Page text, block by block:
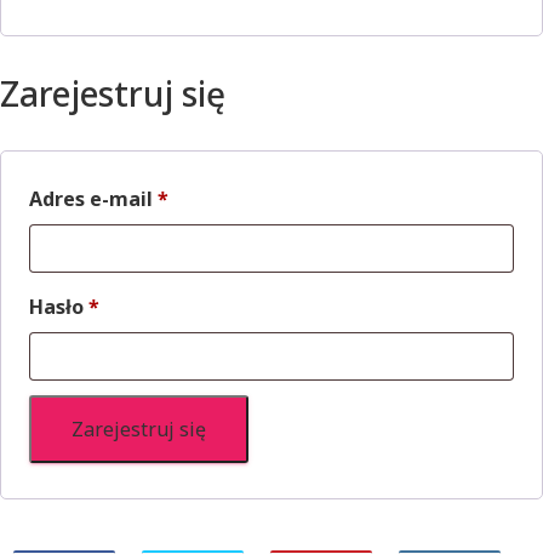
Zarejestruj się
Adres e-mail *Wymagane
Hasło*Wymagane
Zarejestruj się